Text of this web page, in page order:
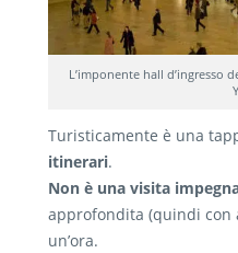
L’imponente hall d’ingresso
Turisticamente è una
itinerari.
Non è una visita
approfondita (quindi con
un’ora.